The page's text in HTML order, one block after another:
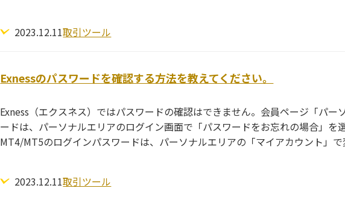
2023.12.11取引ツール
Exnessのパスワードを確認する方法を教えてください。
Exness（エクスネス）ではパスワードの確認はできません。会員ページ「パー
ードは、パーソナルエリアのログイン画面で「パスワードをお忘れの場合」を
MT4/MT5のログインパスワードは、パーソナルエリアの「マイアカウント」で
2023.12.11取引ツール